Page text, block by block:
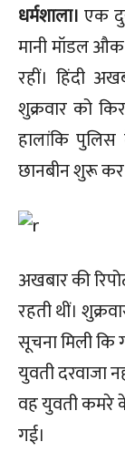
धर्मशाला।एक
मानी मॉडल औक
रहीं। हिंदी
शुक्रवार को
हालांकि
छानबीन शुरू कर
अखबार की
रहती थीं।
सूचना मिली
युवती दरवाजा
वह युवती कमरे
गई।